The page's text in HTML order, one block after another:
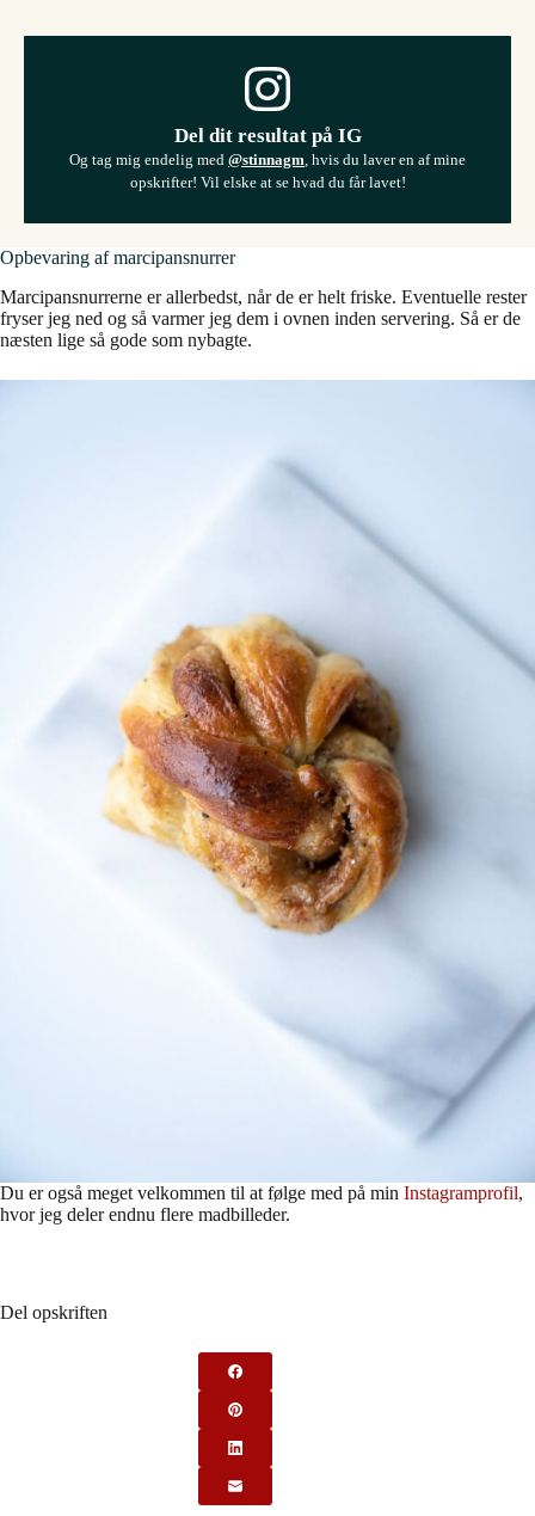
Del dit resultat på IG
Og tag mig endelig med @stinnagm, hvis du laver en af mine
opskrifter! Vil elske at se hvad du får lavet!
Opbevaring af marcipansnurrer
Marcipansnurrerne er allerbedst, når de er helt friske. Eventuelle rester
fryser jeg ned og så varmer jeg dem i ovnen inden servering. Så er de
næsten lige så gode som nybagte.
Du er også meget velkommen til at følge med på min Instagramprofil,
hvor jeg deler endnu flere madbilleder.
Del opskriften